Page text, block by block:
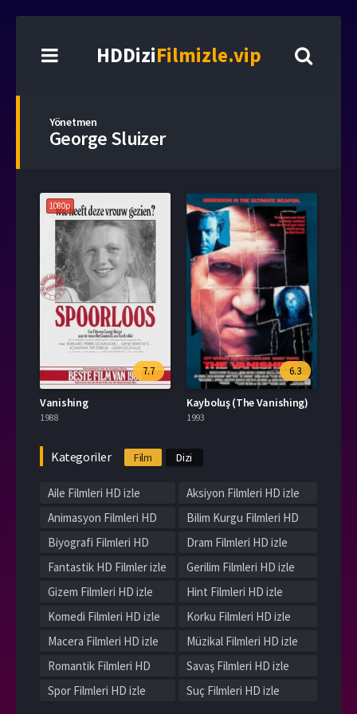
HDDiziFilmizle.vip
Yönetmen
George Sluizer
1080p
7.7
Vanishing
1988
6.3
Kayboluş (The Vanishing)
1993
Kategoriler Film Dizi
Aile Filmleri HD izle
Aksiyon Filmleri HD izle
Animasyon Filmleri HD
izle
Bilim Kurgu Filmleri HD
izle
Biyografi Filmleri HD
izle
Dram Filmleri HD izle
Fantastik HD Filmler izle
Gerilim Filmleri HD izle
Gizem Filmleri HD izle
Hint Filmleri HD izle
Komedi Filmleri HD izle
Korku Filmleri HD izle
Macera Filmleri HD izle
Müzikal Filmleri HD izle
Romantik Filmleri HD
izle
Savaş Filmleri HD izle
Spor Filmleri HD izle
Suç Filmleri HD izle